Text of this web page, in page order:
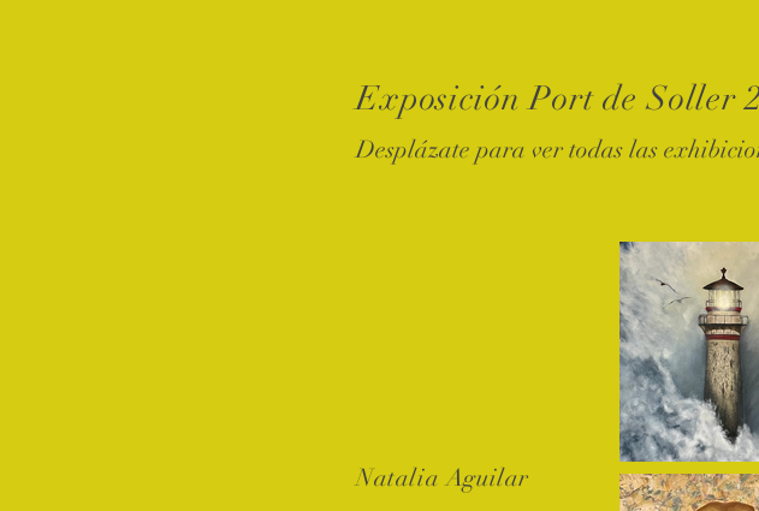
Exposición Port de Soller
Desplázate para ver todas las
Natalia Aguilar